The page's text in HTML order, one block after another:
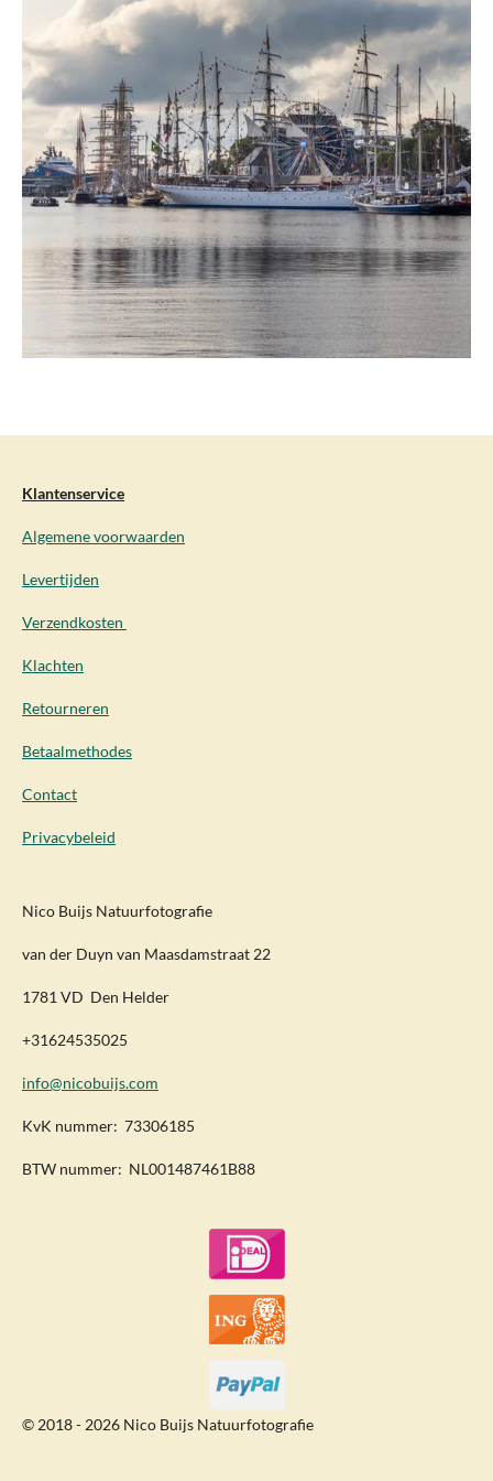
Klantenservice
Algemene voorwaarden
Levertijden
Verzendkosten
Klachten
Retourneren
Betaalmethodes
Contact
Privacybeleid
Nico Buijs Natuurfotografie
van der Duyn van Maasdamstraat 22
1781 VD Den Helder
+31624535025
info@nicobuijs.com
KvK nummer: 73306185
BTW nummer: NL001487461B88
© 2018 - 2026 Nico Buijs Natuurfotografie